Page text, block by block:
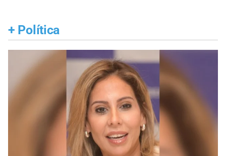
+ Política